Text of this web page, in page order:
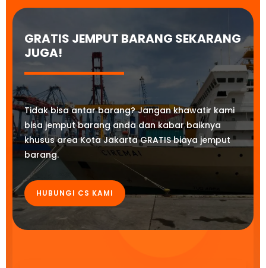
GRATIS JEMPUT BARANG SEKARANG
JUGA!
Tidak bisa antar barang? Jangan khawatir kami
bisa jemput barang anda dan kabar baiknya
khusus area Kota Jakarta GRATIS biaya jemput
barang.
HUBUNGI CS KAMI